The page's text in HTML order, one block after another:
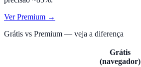
Ver Premium →
Grátis vs Premium — veja a diferença
Grátis
(navegador)